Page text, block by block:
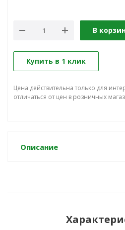
В
Купить в 1 клик
Цена действительна только для
отличаться от цен в розничных
Описание